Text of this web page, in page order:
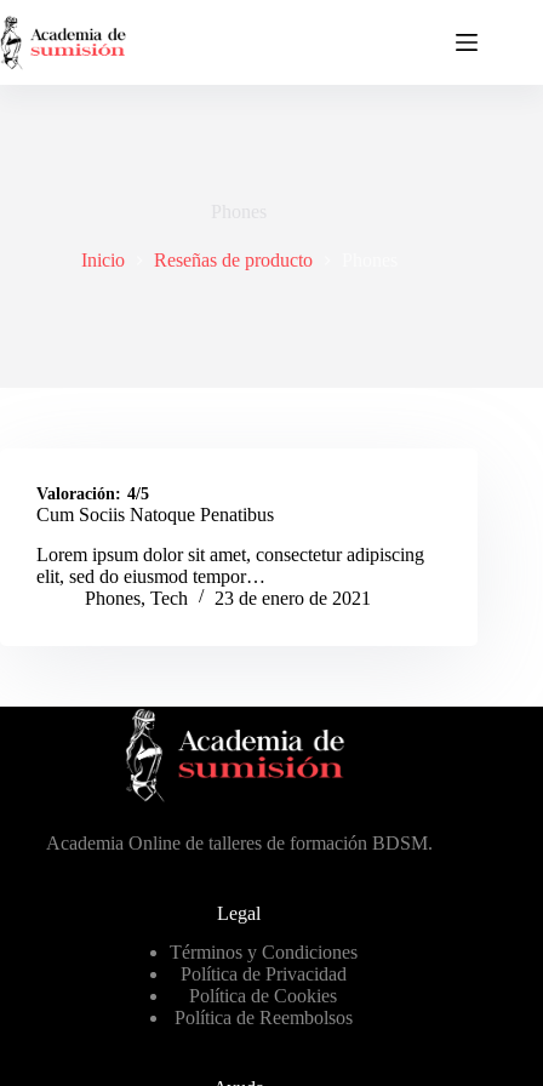
al
contenido
Inicio Reseñas de producto
Valoración: 4/5
Cum Sociis Natoque Penatibus
Lorem ipsum dolor sit amet, consectetur adipiscing
elit, sed do eiusmod tempor…
Phones, Tech 23 de enero de 2021
Academia Online de talleres de formación BDSM.
Legal
Términos y Condiciones
Política de Privacidad
Política de Cookies
Política de Reembolsos